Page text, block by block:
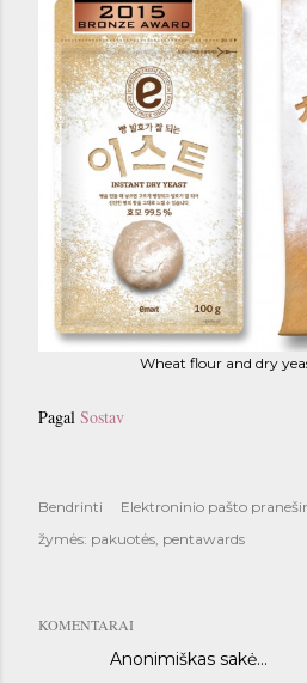
Wheat flour and dry
Pagal Sostav
Bendrinti
Elektroninio pašto
žymės: pakuotės pentawards
KOMENTARAI
Anonimiškas sakė…